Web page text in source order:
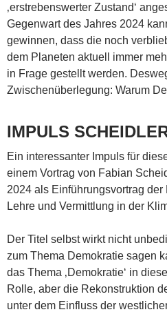
‚erstrebenswerter Zustand‘
Gegenwart des Jahres 2024
gewinnen, dass die noch
dem Planeten aktuell immer
in Frage gestellt werden.
Zwischenüberlegung: Warum
IMPULS
Ein interessanter Impuls für
einem Vortrag von Fabian
2024 als Einführungsvortrag
Lehre und Vermittlung in der
Der Titel selbst wirkt nicht
zum Thema Demokratie sagen
das Thema ‚Demokratie‘ in
Rolle, aber die Rekonstruktion
unter dem Einfluss der